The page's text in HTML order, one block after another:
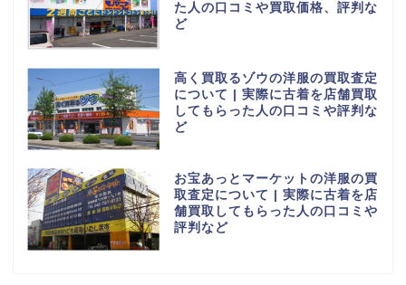
た人の口コミや買取価格、評判な
ど
高く買取るゾウの洋服の買取査定
について | 実際に古着を店舗買取
してもらった人の口コミや評判な
ど
お宝あっとマーケットの洋服の買
取査定について | 実際に古着を店
舗買取してもらった人の口コミや
評判など